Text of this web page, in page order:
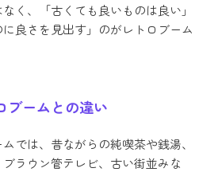
く、「古くても良いものは良い」
良さを見出す」のがレトロブーム
ブームとの違い
では、昔ながらの純喫茶や銭湯、
ラウン管テレビ、古い街並みな